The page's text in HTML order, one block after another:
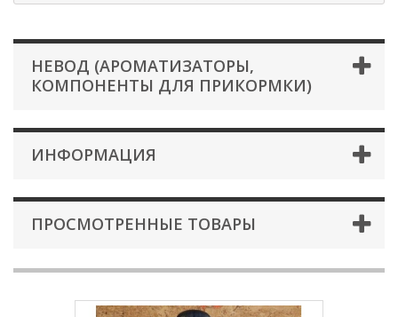
НЕВОД (АРОМАТИЗАТОРЫ,
КОМПОНЕНТЫ ДЛЯ ПРИКОРМКИ)
ИНФОРМАЦИЯ
ПРОСМОТРЕННЫЕ ТОВАРЫ